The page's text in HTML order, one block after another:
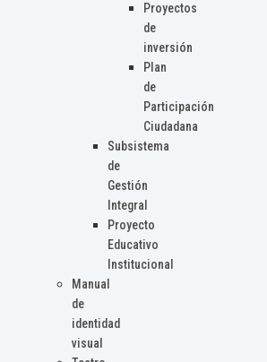
Proyectos
de
inversión
Plan
de
Participación
Ciudadana
Subsistema
de
Gestión
Integral
Proyecto
Educativo
Institucional
Manual
de
identidad
visual